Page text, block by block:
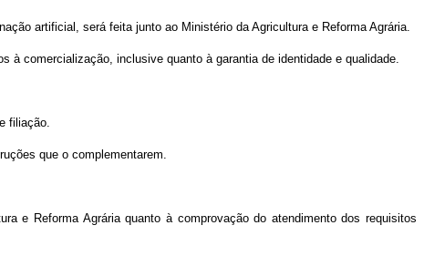
artificial, será feita junto ao Ministério da Agricultura e Reforma Agrária.
à comercialização, inclusive quanto à garantia de identidade e qualidade.
filiação.
que o complementarem.
e Reforma Agrária quanto à comprovação do atendimento dos requisitos